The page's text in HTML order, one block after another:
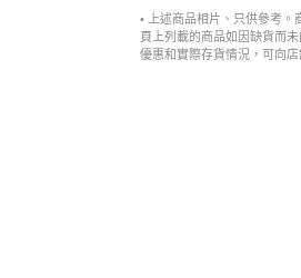
• 上述商品相片、只供參考。
頁上列載的商品如因缺貨而
優惠和實際存貨情況，可向店